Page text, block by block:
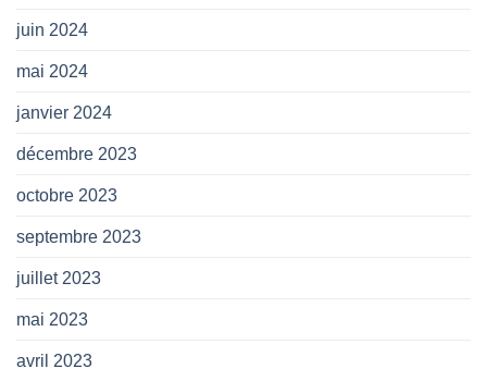
juin 2024
mai 2024
janvier 2024
décembre 2023
octobre 2023
septembre 2023
juillet 2023
mai 2023
avril 2023